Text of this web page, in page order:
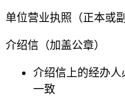
单位营业执照（正本或
介绍信（加盖公章）
介绍信上的经办人
一致